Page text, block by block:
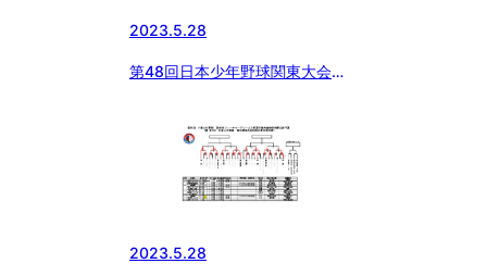
2023.5.28
第48回日本少年野球関東大会神
2023.5.28